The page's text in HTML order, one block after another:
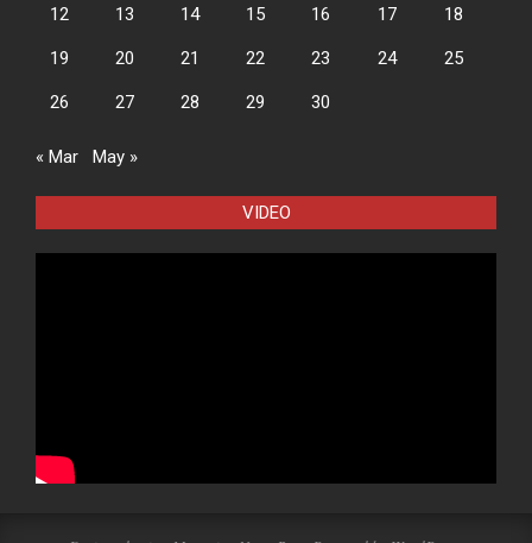
12 13 14 15 16 17 18
19 20 21 22 23 24 25
26 27 28 29 30
« Mar May »
VIDEO